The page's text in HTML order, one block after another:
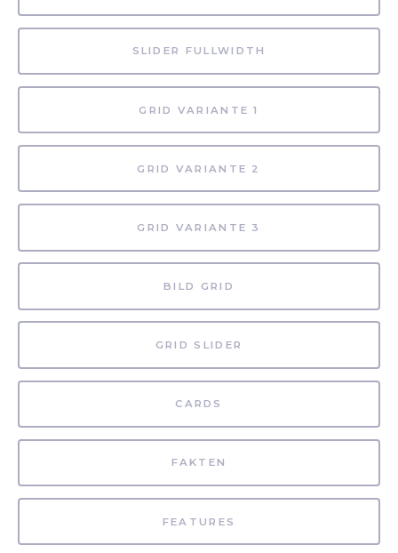
SLIDER FULLWIDTH
GRID VARIANTE 1
GRID VARIANTE 2
GRID VARIANTE 3
BILD GRID
GRID SLIDER
CARDS
FAKTEN
FEATURES